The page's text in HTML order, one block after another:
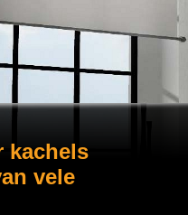
kachels
vele